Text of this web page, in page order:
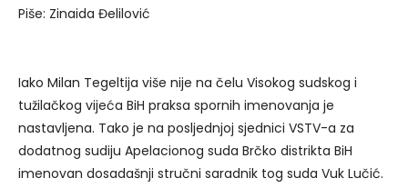
Piše: Zinaida Đelilović
Iako Milan Tegeltija više nije na čelu Visokog sudskog i
tužilačkog vijeća BiH praksa spornih imenovanja je
nastavljena. Tako je na posljednjoj sjednici VSTV-a za
dodatnog sudiju Apelacionog suda Brčko distrikta BiH
imenovan dosadašnji stručni saradnik tog suda Vuk Lučić.